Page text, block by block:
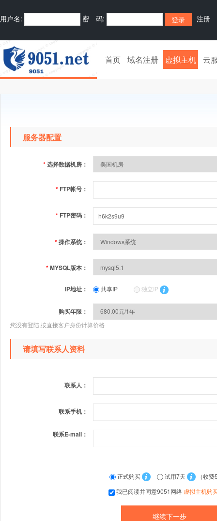
用户名: 密 码: 注册
首页 域名注册 虚拟主机 云
服务器配置
*选择数据机房：
* FTP帐号：
* FTP密码：
*操作系统：
*MYSQL版本：
IP地址： 共享IP 独立IP
购买年限：
您没有登陆,按直接客户身份计算价格
请填写联系人资料
联系人：
联系手机：
联系E-mail：
正式购买 试用7天
（收费
我已阅读并同意9051网络 虚拟主机购